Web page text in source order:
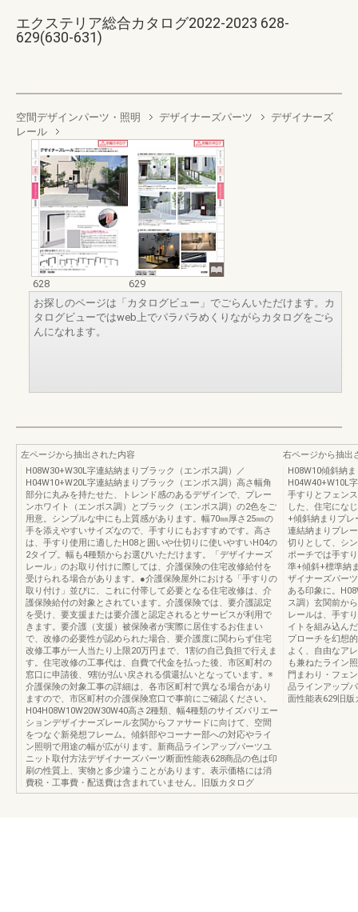
エクステリア総合カタログ2022-2023 628-
629(630-631)
空間デザインパーツ・照明 デザイナーズパーツ
デザイナーズ
レール
628
629
お探しのページは「カタログビュー」でごらんいただけます。カ
タログビューではweb上でパラパラめくりながらカタログをごら
んになれます。
左ページから抽出された内容
H08W30+W30L字連結納まりブラック（エンボス調）／
H04W10+W20L字連結納まりブラック（エンボス調）高さ幅角
部分に丸みを持たせた、トレンド感のあるデザインで、プレー
ンホワイト（エンボス調）とブラック（エンボス調）の2色をご
用意。シンプルな中にも上質感があります。幅70㎜厚さ25㎜の
手を添えやすいサイズなので、手すりにもおすすめです。高さ
は、手すり使用に適したH08と囲いや仕切りに使いやすいH04の
2タイプ。幅も4種類からお選びいただけます。「デザイナーズ
レール」のお取り付けに際しては、介護保険の住宅改修給付を
受けられる場合があります。●介護保険屋外における「手すりの
取り付け」並びに、これに付帯して必要となる住宅改修は、介
護保険給付の対象とされています。介護保険では、要介護認定
を受け、要支援または要介護と認定されるとサービスが利用で
きます。要介護（支援）被保険者が実際に居住するお住まい
で、改修の必要性が認められた場合、要介護度に関わらず住宅
改修工事が一人当たり上限20万円まで、1割の自己負担で行えま
す。住宅改修の工事代は、自費で代金を払った後、市区町村の
窓口に申請後、9割が払い戻される償還払いとなっています。※
介護保険の対象工事の詳細は、各市区町村で異なる場合があり
ますので、市区町村の介護保険窓口で事前にご確認ください。
H04H08W10W20W30W40高さ2種類、幅4種類のサイズバリエー
ションデザイナーズレール玄関からファサードに向けて、空間
をつなぐ新発想フレーム。傾斜部やコーナー部への対応やライ
ン照明で用途の幅が広がります。新商品ラインアップパーツユ
ニット取付方法デザイナーズパーツ断面性能表628商品の色は印
刷の性質上、実物と多少違うことがあります。表示価格には消
費税・工事費・配送費は含まれていません。旧版カタログ
右ページから抽出
H08W10傾斜納
H04W40+W10L
手すりとフェン
した、住宅にな
+傾斜納まりプレ
連結納まりプレ
切りとして、シ
ポーチでは手す
準+傾斜+標準納
ザイナーズパー
ある印象に。
ス調）玄関前か
レールは、手す
イトを組み込ん
プローチを幻想
よく、自由なア
も兼ねたライン
門まわり・フェ
品ラインアップ
面性能表629旧版